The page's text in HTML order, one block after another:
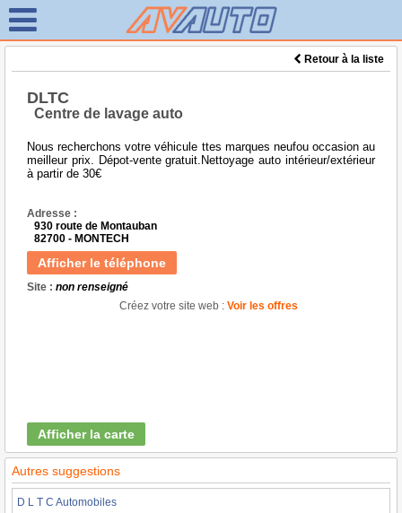
Retour à la liste
DLTC
Centre de lavage auto
Nous recherchons votre véhicule ttes marques neufou occasion au
meilleur prix. Dépot-vente gratuit.Nettoyage auto intérieur/extérieur
à partir de 30€
Adresse :
930 route de Montauban
82700 - MONTECH
Afficher le téléphone
Site : non renseigné
Créez votre site web : Voir les offres
Afficher la carte
Autres suggestions
D L T C Automobiles